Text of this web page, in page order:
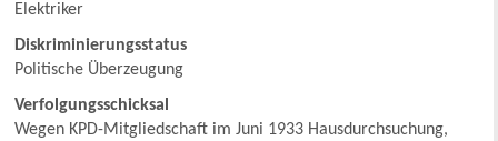
Elektriker
Diskriminierungsstatus
Politische Überzeugung
Verfolgungsschicksal
Wegen KPD-Mitgliedschaft im Juni 1933 Hausdurchsuchung,